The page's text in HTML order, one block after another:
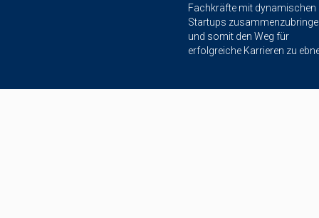
Fachkräfte mit dynamischen
Startups
und somit den Weg für
erfolgreiche Karrieren zu